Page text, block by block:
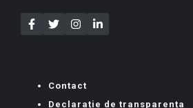
Contact
Declarație de transparența